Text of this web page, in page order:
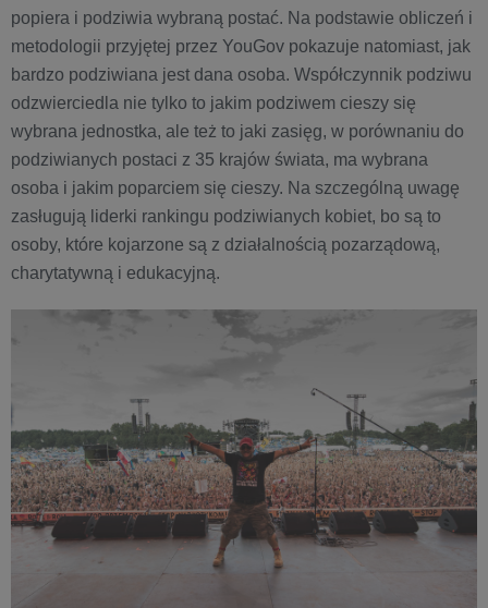
popiera i podziwia wybraną postać. Na podstawie obliczeń i
metodologii przyjętej przez YouGov pokazuje natomiast, jak
bardzo podziwiana jest dana osoba. Współczynnik podziwu
odzwierciedla nie tylko to jakim podziwem cieszy się
wybrana jednostka, ale też to jaki zasięg, w porównaniu do
podziwianych postaci z 35 krajów świata, ma wybrana
osoba i jakim poparciem się cieszy. Na szczególną uwagę
zasługują liderki rankingu podziwianych kobiet, bo są to
osoby, które kojarzone są z działalnością pozarządową,
charytatywną i edukacyjną.